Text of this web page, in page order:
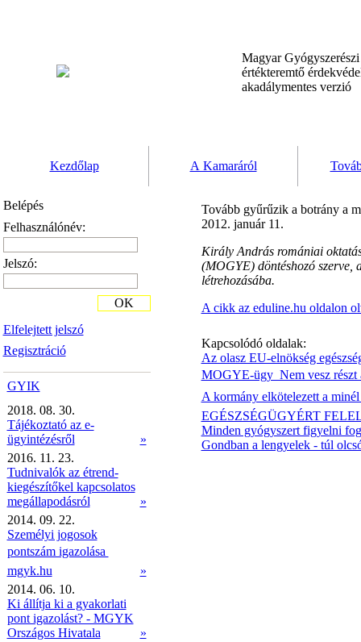
Magyar
értékteremtő
akadálymentes verzió
Kezdőlap A Kamaráról
Belépés
Felhasználónév:
Jelszó:
Elfelejtett jelszó
Regisztráció
OK
GYIK
2018. 08. 30.
Tájékoztató az e-
ügyintézésről
»
2016. 11. 23.
Tudnivalók az étrend-
kiegészítőkel kapcsolatos
megállapodásról
»
2014. 09. 22.
Személyi jogosok
pontszám igazolása 
mgyk.hu
»
2014. 06. 10.
Ki állítja ki a gyakorlati
pont igazolást? - MGYK
Országos Hivatala
»
Tovább gyűrűzik a botrány a
2012. január 11.
Király András romániai
(MOGYE) döntéshozó szerve,
létrehozásába.
A cikk az eduline.hu oldalon
Kapcsolódó oldalak:
Az olasz EU-elnökség
MOGYE-ügy  Nem vesz
A kormány elkötelezett a
EGÉSZSÉGÜGYÉRT
Minden gyógyszert figyelni
Gondban a lengyelek - túl